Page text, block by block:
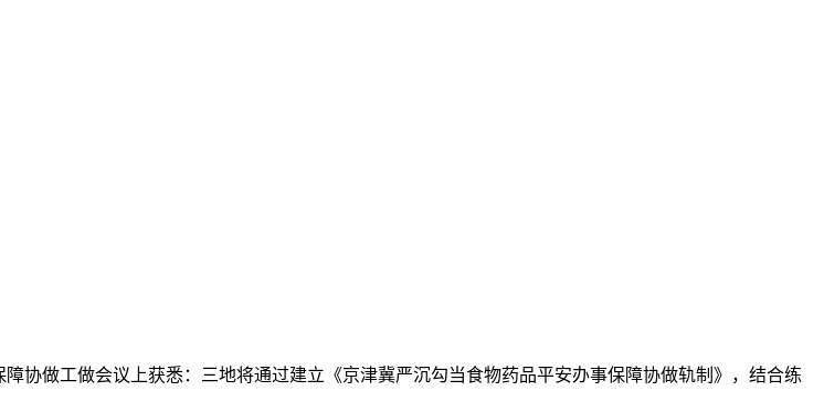
做工做会议上获悉：三地将通过建立《京津冀严沉勾当食物药品平安办事保障协做轨制》，结合练